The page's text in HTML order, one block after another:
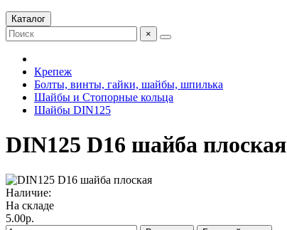
Каталог
×
Крепеж
Болты, винты, гайки, шайбы, шпилька
Шайбы и Стопорные кольца
Шайбы DIN125
DIN125 D16 шайба плоская
Наличие:
На складе
5.00р.